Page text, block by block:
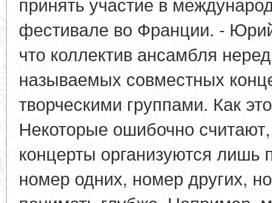
фестивале во Франции. -
что коллектив ансамбля
называемых совместных
творческими группами. Как
Некоторые ошибочно
концерты организуются лишь
номер одних, номер других,